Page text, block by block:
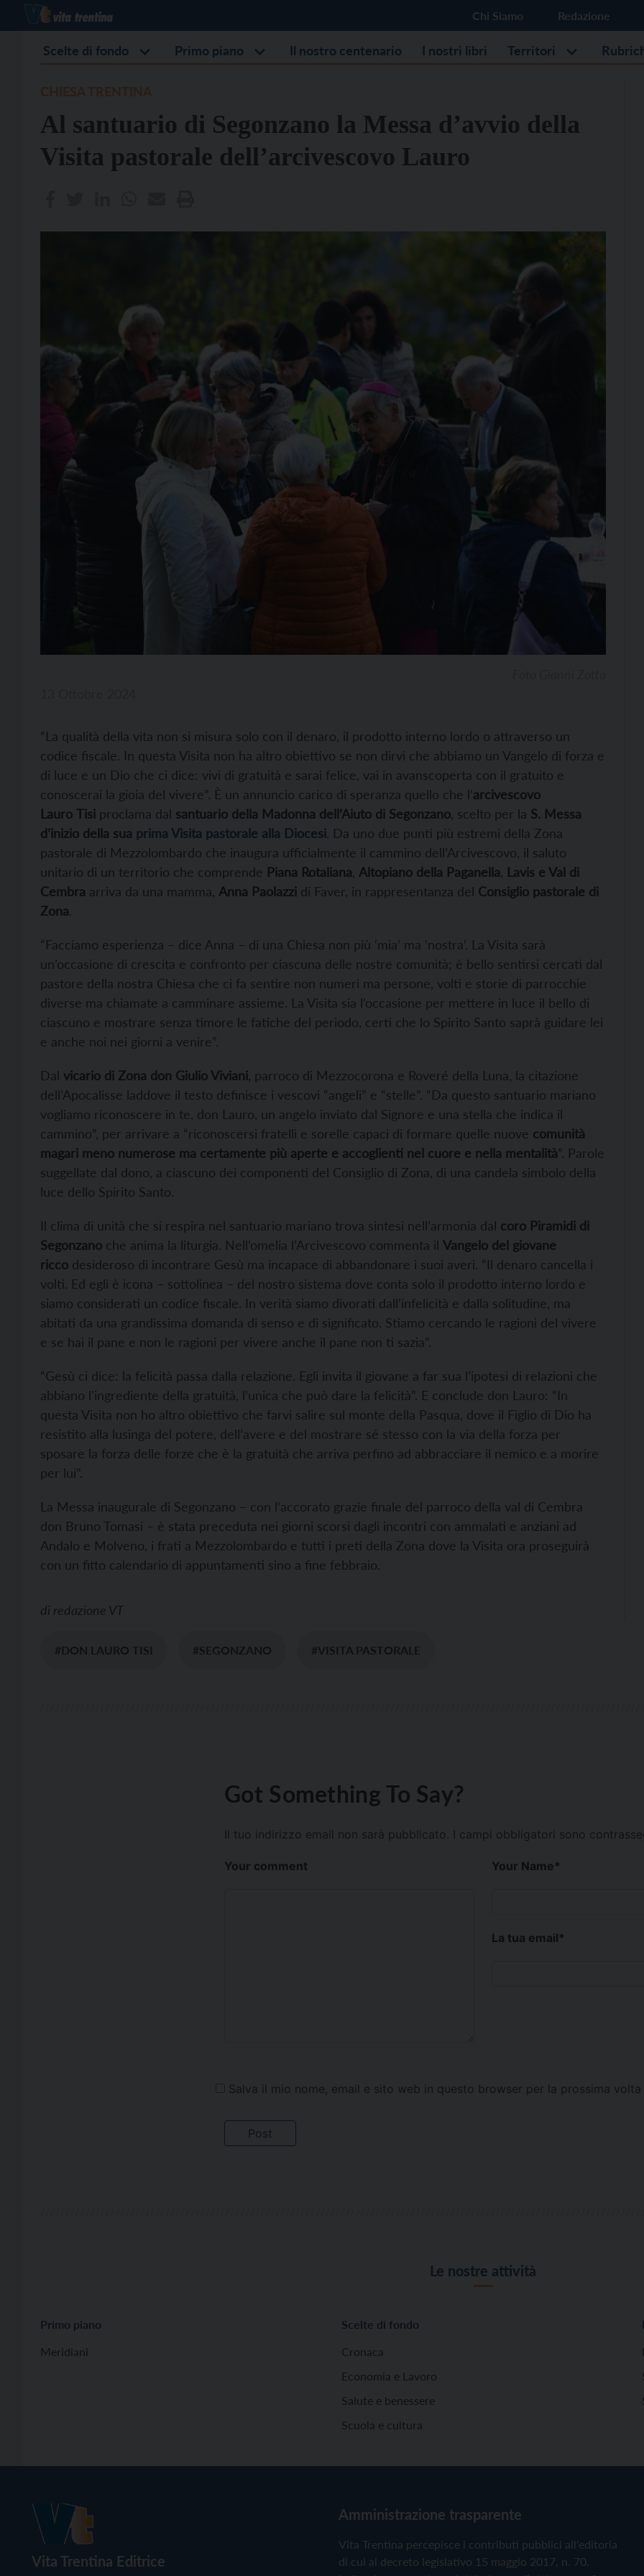
Chi Siamo Redazione
Scelte di fondo Primo piano Il nostro centenario I nostri libri Territori
Al santuario di Segonzano la Messa d’avvio della
Visita pastorale dell’arcivescovo Lauro
“La qualità della vita non si misura solo con il denaro, il prodotto interno lordo o attraverso un
codice fiscale. In questa Visita non ha altro obiettivo se non dirvi che abbiamo un Vangelo di forza e
di luce e un Dio che ci dice: vivi di gratuità e sarai felice, vai in avanscoperta con il gratuito e
conoscerai la gioia del vivere”. È un annuncio carico di speranza quello che l’arcivescovo
Lauro Tisi proclama dal santuario della Madonna dell’Aiuto di Segonzano , scelto per la S. Messa
d’inizio della sua prima Visita pastorale alla Diocesi. Da uno due punti più estremi della Zona
pastorale di Mezzolombardo che inaugura ufficialmente il cammino dell’Arcivescovo, il saluto
unitario di un territorio che comprende Piana Rotaliana Altopiano della Paganella Lavis e Val di
Cembra arriva da una mamma, Anna Paolazzi di Faver, in rappresentanza del Consiglio pastorale di
Zona.
“Facciamo esperienza – dice Anna – di una Chiesa non più ‘mia’ ma ‘nostra’. La Visita sarà
un’occasione di crescita e confronto per ciascuna delle nostre comunità; è bello sentirsi cercati dal
pastore della nostra Chiesa che ci fa sentire non numeri ma persone, volti e storie di parrocchie
diverse ma chiamate a camminare assieme. La Visita sia l’occasione per mettere in luce il bello di
ciascuno e mostrare senza timore le fatiche del periodo, certi che lo Spirito Santo saprà guidare lei
e anche noi nei giorni a venire”.
Dal vicario di Zona don Giulio Viviani , parroco di Mezzocorona e Roveré della Luna, la citazione
dell’Apocalisse laddove il testo definisce i vescovi “angeli” e “stelle”. “Da questo santuario mariano
vogliamo riconoscere in te, don Lauro, un angelo inviato dal Signore e una stella che indica il
cammino”, per arrivare a “riconoscersi fratelli e sorelle capaci di formare quelle nuove comunità
magari meno numerose ma certamente più aperte e accoglienti nel cuore e nella mentalità”. Parole
suggellate dal dono, a ciascuno dei componenti del Consiglio di Zona, di una candela simbolo della
luce dello Spirito Santo.
Il clima di unità che si respira nel santuario mariano trova sintesi nell’armonia dal coro Piramidi di
Segonzano che anima la liturgia. Nell’omelia l’Arcivescovo commenta il Vangelo del giovane
ricco desideroso di incontrare Gesù ma incapace di abbandonare i suoi averi. “Il denaro cancella i
volti. Ed egli è icona – sottolinea – del nostro sistema dove conta solo il prodotto interno lordo e
siamo considerati un codice fiscale. In verità siamo divorati dall’infelicità e dalla solitudine, ma
abitati da una grandissima domanda di senso e di significato. Stiamo cercando le ragioni del vivere
e se hai il pane e non le ragioni per vivere anche il pane non ti sazia”.
“Gesù ci dice: la felicità passa dalla relazione. Egli invita il giovane a far sua l’ipotesi di relazioni che
abbiano l’ingrediente della gratuità, l’unica che può dare la felicità”. E conclude don Lauro: “In
questa Visita non ho altro obiettivo che farvi salire sul monte della Pasqua, dove il Figlio di Dio ha
resistito alla lusinga del potere, dell’avere e del mostrare sé stesso con la via della forza per
sposare la forza delle forze che è la gratuità che arriva perfino ad abbracciare il nemico e a morire
per lui”.
La Messa inaugurale di Segonzano – con l’accorato grazie finale del parroco della val di Cembra
don Bruno Tomasi – è stata preceduta nei giorni scorsi dagli incontri con ammalati e anziani ad
Andalo e Molveno, i frati a Mezzolombardo e tutti i preti della Zona dove la Visita ora proseguirà
con un fitto calendario di appuntamenti sino a fine febbraio.
di redazione VT
#DON LAURO TISI #SEGONZANO #VISITA PASTORALE
Got Something To Say?
Il tuo indirizzo email non sarà pubblicato. I campi obbligatori sono
Your comment Your Name*
La tua email*
Salva il mio nome, email e sito web in questo browser per la prossima volta
Le nostre attività
Primo piano
Meridiani
Scelte di fondo
Cronaca
Economia e Lavoro
Salute e benessere
Scuola e cultura
Vita Trentina Editrice
Amministrazione trasparente
Vita Trentina percepisce i contributi pubblici all'editoria
di cui al decreto legislativo 15 maggio 2017, n. 70.